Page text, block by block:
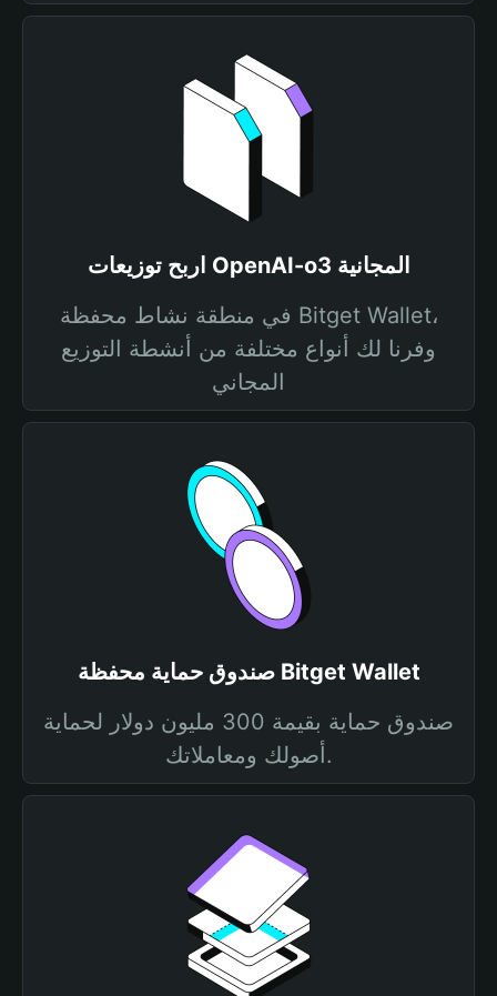
اربح توزيعات OpenAI-o3 المجانية
في منطقة نشاط محفظة Bitget Wallet،
وفرنا لك أنواع مختلفة من أنشطة التوزيع
المجاني
صندوق حماية محفظة Bitget Wallet
صندوق حماية بقيمة 300 مليون دولار لحماية
أصولك ومعاملاتك.